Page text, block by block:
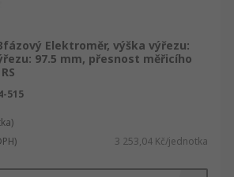
Elektroměr, výška výřezu:
97.5 mm, přesnost měřicího
515
3 253,04 Kč/jednotka